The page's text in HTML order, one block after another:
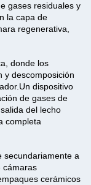
gases residuales y
la capa de
regenerativa,
donde los
y descomposición
dispositivo
de gases de
del lecho
completa
secundariamente a
cámaras
cerámicos